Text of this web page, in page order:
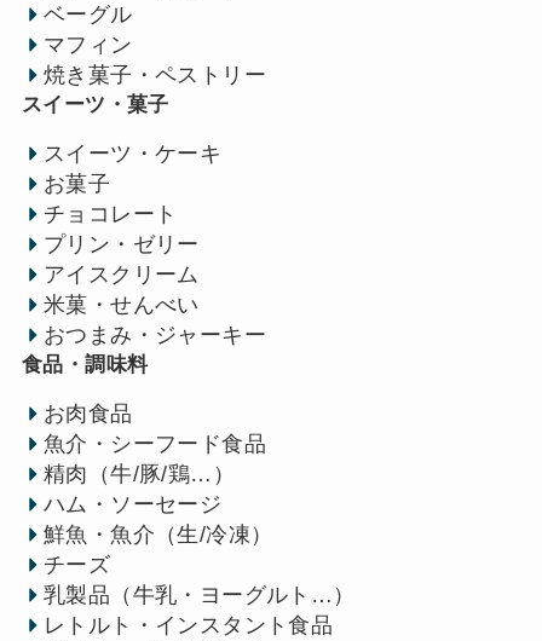
ベーグル
マフィン
焼き菓子・ペストリー
スイーツ・菓子
スイーツ・ケーキ
お菓子
チョコレート
プリン・ゼリー
アイスクリーム
米菓・せんべい
おつまみ・ジャーキー
食品・調味料
お肉食品
魚介・シーフード食品
精肉（牛/豚/鶏…）
ハム・ソーセージ
鮮魚・魚介（生/冷凍）
チーズ
乳製品（牛乳・ヨーグルト…）
レトルト・インスタント食品